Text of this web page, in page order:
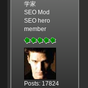
学家
SEO Mod
SEO hero
member
Posts: 17824